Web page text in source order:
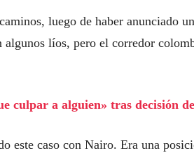
luego de haber anunciado
líos, pero el corredor
culpar a alguien» tras decisión
este caso con Nairo. Era una